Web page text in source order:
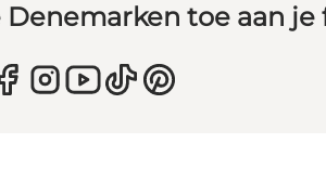
toe aan je